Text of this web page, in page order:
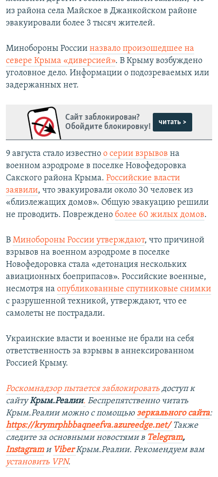
из района села Майское в Джанкойском районе
эвакуировали более 3 тысяч жителей.
Минобороны России назвало произошедшее на
севере Крыма «диверсией». В Крыму возбуждено
уголовное дело. Информации о подозреваемых или
задержанных нет.
Сайт заблокирован?
Обойдите блокировку!
читать >
9 августа стало известно о серии взрывов на
военном аэродроме в поселке Новофедоровка
Сакского района Крыма. Российские власти
заявили, что эвакуировали около 30 человек из
«близлежащих домов». Общую эвакуацию решили
не проводить. Повреждено более 60 жилых домов.
В Минобороны России утверждают, что причиной
взрывов на военном аэродроме в поселке
Новофедоровка стала «детонация нескольких
авиационных боеприпасов». Российские военные,
несмотря на опубликованные спутниковые снимки
с разрушенной техникой, утверждают, что ее
самолеты не пострадали.
Украинские власти и военные не брали на себя
ответственность за взрывы в аннексированном
Россией Крыму.
Роскомнадзор пытается заблокировать доступ к
сайтуКрым.Реалии. Беспрепятственно читать
Крым.Реалии можно с помощью зеркального сайта:
https://krymrphbbaqneefva.azureedge.net/ Также
следите за основными новостями в Telegram,
Instagram и ViberКрым.Реалии. Рекомендуем вам
установить VPN.